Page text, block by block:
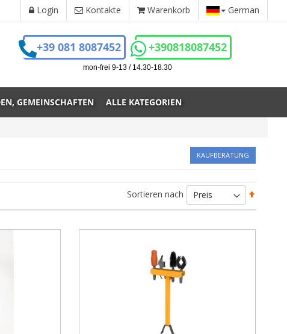
Login Kontakte Warenkorb German
+39 081 8087452 +390818087452
mon-frei 9-13 / 14.30-18.30
GEMEINSCHAFTEN ALLE KATEGORIEN
KAUFBERATUNG
Sortieren nach